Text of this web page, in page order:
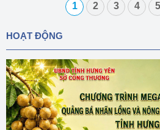
1 2 3 4 5
HOẠT ĐỘNG